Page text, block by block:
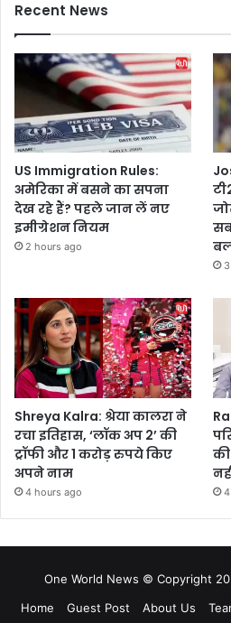
Recent News
US Immigration Rules:
अमेरिका में बसने का सपना
देख रहे हैं? पहले जान लें नए
इमीग्रेशन नियम
2 hours ago
Shreya Kalra: श्रेया कालरा ने
रचा इतिहास, ‘लॉक अप 2’ की
ट्रॉफी और 1 करोड़ रुपये किए
अपने नाम
4 hours ago
One World News © Copyright
Home
Guest Post About Us